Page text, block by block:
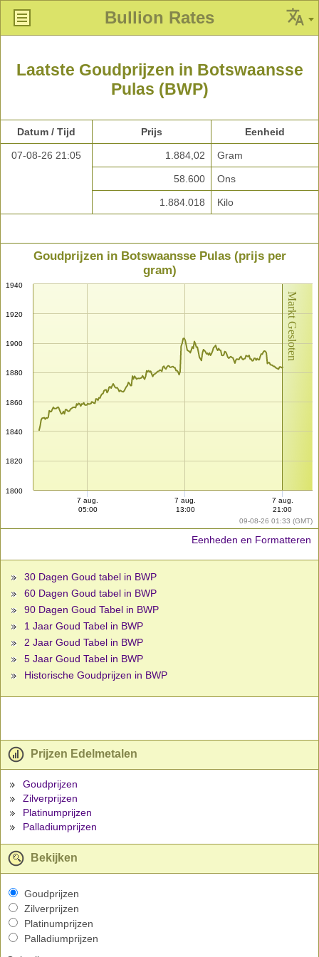
Bullion Rates
Laatste Goudprijzen in Botswaansse
Pulas (BWP)
Datum / Tijd Prijs Eenheid
07-08-26 21:05 1.884,02 Gram
58.600 Ons
1.884.018 Kilo
Markt Gesloten
09-08-26 01:33 (GMT)
Goudprijzen in Botswaansse Pulas (prijs per
gram)
1800
1820
1840
1860
1880
1900
1920
1940
7 aug.
05:00
7 aug.
13:00
7 aug.
21:00
Eenheden en Formatteren
30 Dagen Goud tabel in BWP
60 Dagen Goud tabel in BWP
90 Dagen Goud Tabel in BWP
1 Jaar Goud Tabel in BWP
2 Jaar Goud Tabel in BWP
5 Jaar Goud Tabel in BWP
Historische Goudprijzen in BWP
Prijzen Edelmetalen
Goudprijzen
Zilverprijzen
Platinumprijzen
Palladiumprijzen
Bekijken
Goudprijzen
Zilverprijzen
Platinumprijzen
Palladiumprijzen